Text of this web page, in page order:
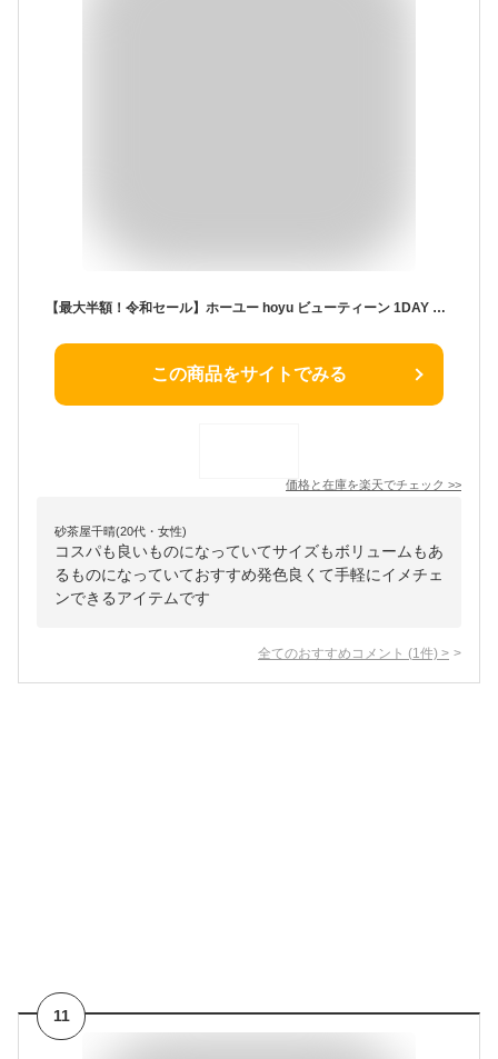
【最大半額！令和セール】ホーユー hoyu ビューティーン 1DAY クレイジー! ナイトメアパープル 35g ヘアカラー
この商品をサイトでみる
価格と在庫を楽天でチェック >>
砂茶屋千晴(20代・女性)
コスパも良いものになっていてサイズもボリュームもあ
るものになっていておすすめ発色良くて手軽にイメチェ
ンできるアイテムです
全てのおすすめコメント (1 件) >
11